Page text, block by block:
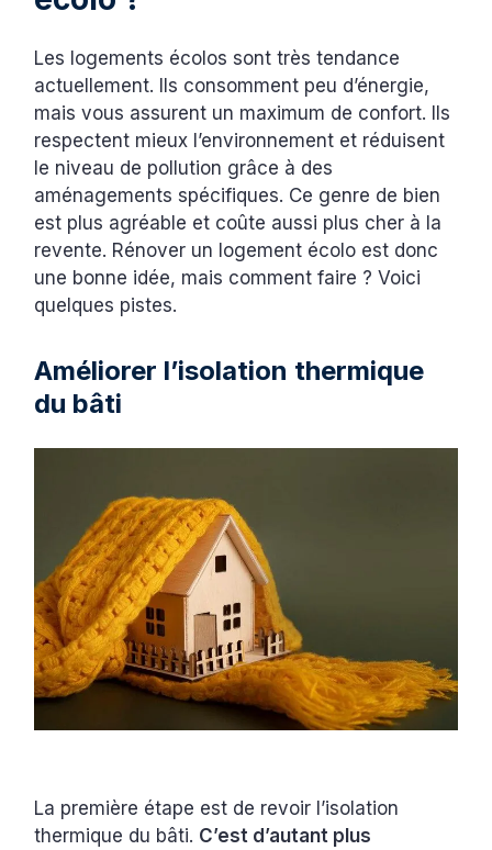
Les logements écolos sont très tendance
actuellement. Ils consomment peu d’énergie,
mais vous assurent un maximum de confort. Ils
respectent mieux l’environnement et réduisent
le niveau de pollution grâce à des
aménagements spécifiques. Ce genre de bien
est plus agréable et coûte aussi plus cher à la
revente. Rénover un logement écolo est donc
une bonne idée, mais comment faire ? Voici
quelques pistes.
Améliorer l’isolation thermique
du bâti
La première étape est de revoir l’isolation
thermique du bâti. C’est d’autant plus